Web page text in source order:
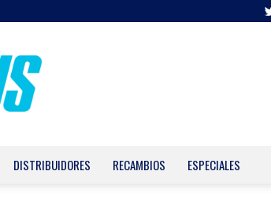
DISTRIBUIDORES RECAMBIOS ESPECIALES